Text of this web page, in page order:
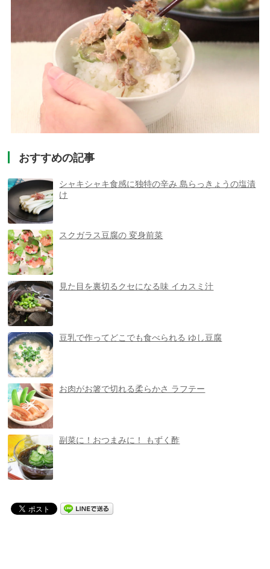
おすすめの記事
シャキシャキ食感に独特の辛み 島らっきょうの塩漬
け
スクガラス豆腐の 変身前菜
見た目を裏切るクセになる味 イカスミ汁
豆乳で作ってどこでも食べられる ゆし豆腐
お肉がお箸で切れる柔らかさ ラフテー
副菜に！おつまみに！ もずく酢